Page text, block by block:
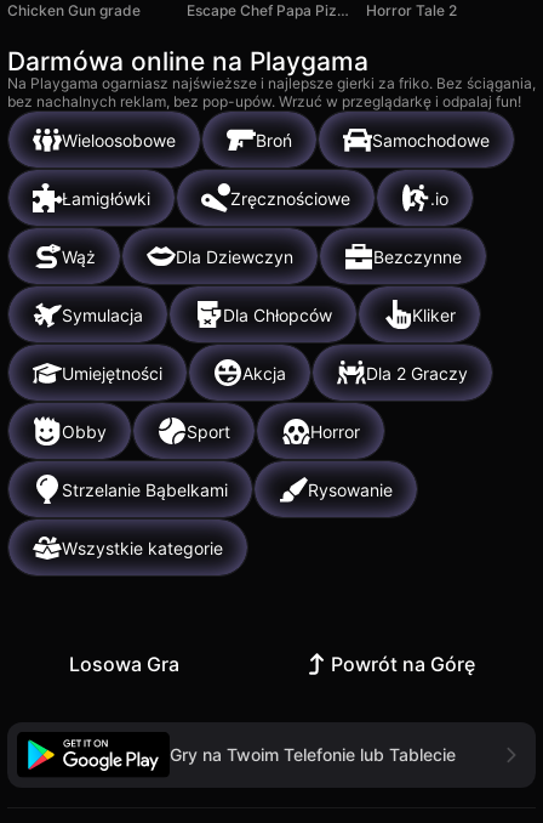
Chicken Gun grade
Escape Chef Papa Pizzeria Obby Horror Tale 2
Darmówa online na Playgama
Na Playgama ogarniasz najświeższe i najlepsze gierki za friko. Bez ściągania,
bez nachalnych reklam, bez pop-upów. Wrzuć w przeglądarkę i odpalaj fun!
Wieloosobowe Broń Samochodowe
Łamigłówki Zręcznościowe .io
Wąż Dla Dziewczyn Bezczynne
Symulacja Dla Chłopców Kliker
Umiejętności Akcja Dla 2 Graczy
Obby Sport Horror
Strzelanie Bąbelkami Rysowanie
Wszystkie kategorie
Losowa Gra Powrót na Górę
Gry na Twoim Telefonie lub Tablecie